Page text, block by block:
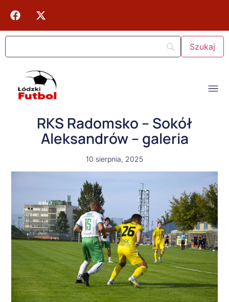
RKS Radomsko – Sokół
Aleksandrów – galeria
10 sierpnia, 2025